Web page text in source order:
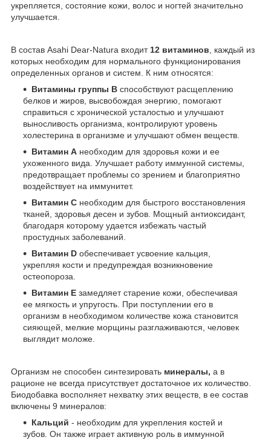
укрепляется, состояние кожи, волос и ногтей значительно
улучшается.
В состав Asahi Dear-Natura входит12 витаминов, каждый из
которых необходим для нормального функционирования
определенных органов и систем. К ним относятся:
Витамины группы В способствуют расщеплению
белков и жиров, высвобождая энергию, помогают
справиться с хронической усталостью и улучшают
выносливость организма, контролируют уровень
холестерина в организме и улучшают обмен веществ.
Витамин А необходим для здоровья кожи и ее
ухоженного вида. Улучшает работу иммунной системы,
предотвращает проблемы со зрением и благоприятно
воздействует на иммунитет.
Витамин С необходим для быстрого восстановления
тканей, здоровья десен и зубов. Мощный антиоксидант,
благодаря которому удается избежать частый
простудных заболеваний.
Витамин D обеспечивает усвоение кальция,
укрепляя кости и предупреждая возникновение
остеопороза.
Витамин Е замедляет старение кожи, обеспечивая
ее мягкость и упругость. При поступлении его в
организм в необходимом количестве кожа становится
сияющей, мелкие морщины разглаживаются, человек
выглядит моложе.
Организм не способен синтезировать минералы, а в
рационе не всегда присутствует достаточное их количество.
Биодобавка восполняет нехватку этих веществ, в ее состав
включены 9 минералов:
Кальций - необходим для укрепления костей и
зубов. Он также играет активную роль в иммунной